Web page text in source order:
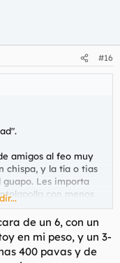
#16
amigos al feo muy
chispa, y la tía o tias
guapo. Les importa
con menos
follarse al
de un 6, con un
en mi peso, y un 3-
400 pavas y de